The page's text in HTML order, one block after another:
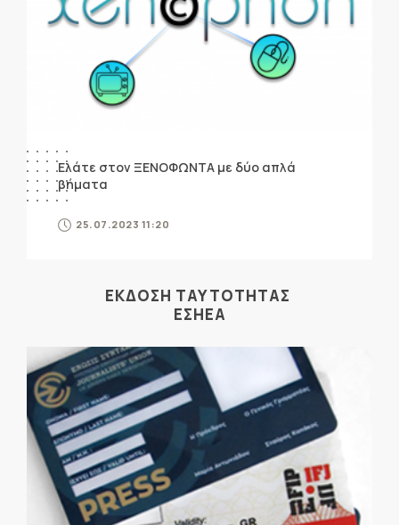
Ελάτε στον ΞΕΝΟΦΩΝΤΑ με δύο απλά
βήματα
25.07.2023 11:20
ΕΚΔΟΣΗ ΤΑΥΤΟΤΗΤΑΣ
ΕΣΗΕΑ